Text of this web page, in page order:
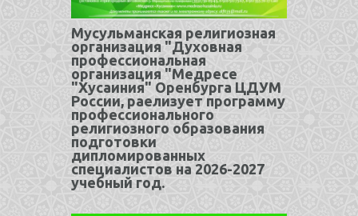
Мусульманская религиозная
организация "Духовная
профессиональная
организация "Медресе
"Хусаиния" Оренбурга ЦДУМ
России, раелизует программу
профессионального
религиозного образования
подготовки
дипломированных
специалистов на 2026-2027
учебный год.